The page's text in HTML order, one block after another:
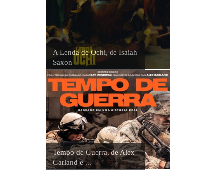
A Lenda de Ochi, de Isaiah
Saxon
Tempo de Guerra, de Alex
Garland e ...